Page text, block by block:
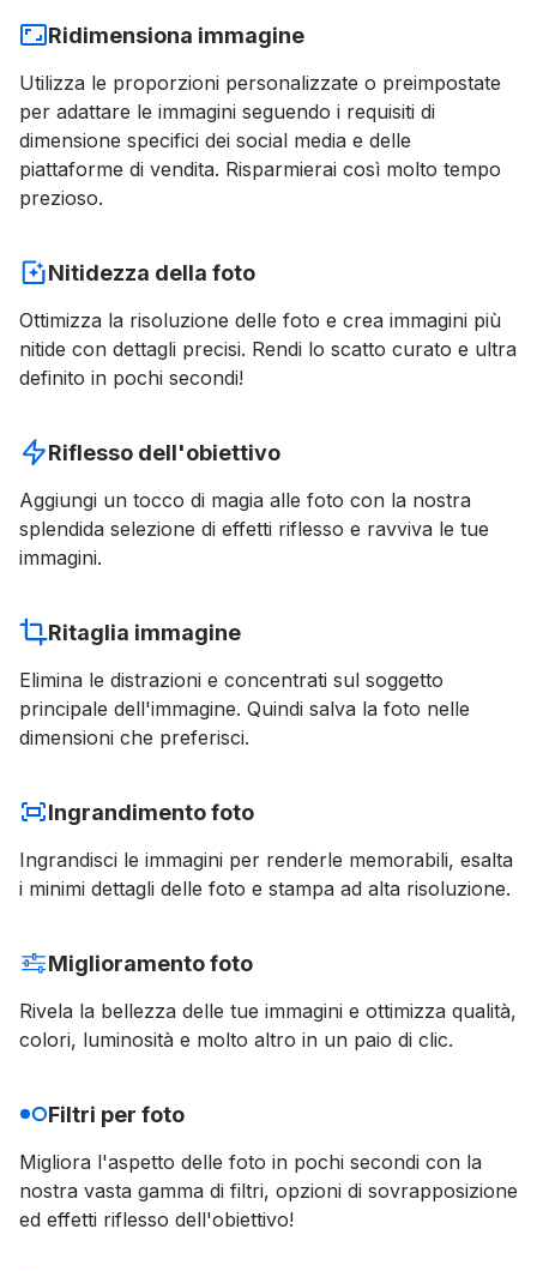
Ridimensiona immagine
Utilizza le proporzioni personalizzate o preimpostate
per adattare le immagini seguendo i requisiti di
dimensione specifici dei social media e delle
piattaforme di vendita. Risparmierai così molto tempo
prezioso.
Nitidezza della foto
Ottimizza la risoluzione delle foto e crea immagini più
nitide con dettagli precisi. Rendi lo scatto curato e ultra
definito in pochi secondi!
Riflesso dell'obiettivo
Aggiungi un tocco di magia alle foto con la nostra
splendida selezione di effetti riflesso e ravviva le tue
immagini.
Ritaglia immagine
Elimina le distrazioni e concentrati sul soggetto
principale dell'immagine. Quindi salva la foto nelle
dimensioni che preferisci.
Ingrandimento foto
Ingrandisci le immagini per renderle memorabili, esalta
i minimi dettagli delle foto e stampa ad alta risoluzione.
Miglioramento foto
Rivela la bellezza delle tue immagini e ottimizza qualità,
colori, luminosità e molto altro in un paio di clic.
Filtri per foto
Migliora l'aspetto delle foto in pochi secondi con la
nostra vasta gamma di filtri, opzioni di sovrapposizione
ed effetti riflesso dell'obiettivo!